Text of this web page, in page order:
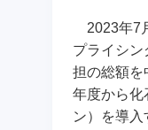
2023年7
プライシ
担の総額を
年度から化
ン）を導